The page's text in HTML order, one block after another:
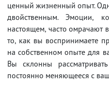
ценный жизненный опыт.
двойственным. Эмоции,
настоящем, часто омрачают
то, как вы воспринимаете
на собственном опыте для
Вы склонны
постоянно меняющееся с